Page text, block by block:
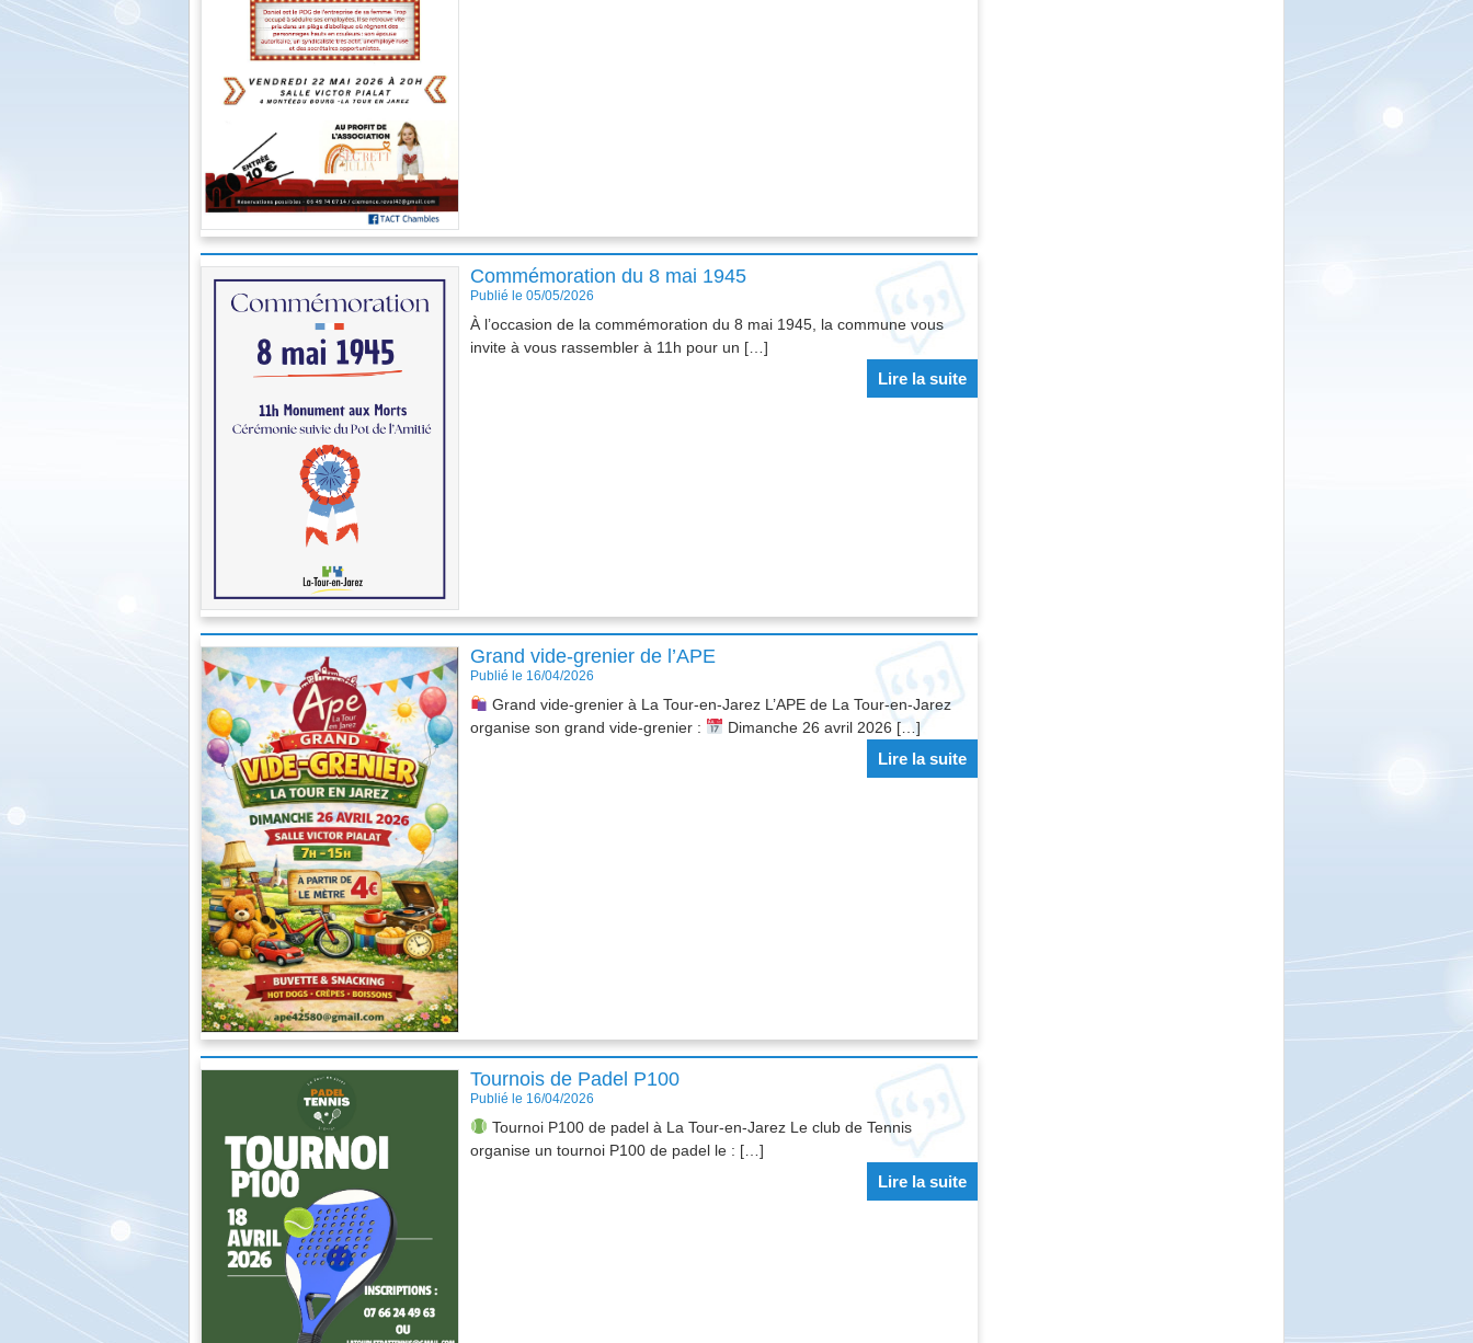
Course de la Châtaigne
Cérémonie du 8 Mai 2026
Fête de la châtaigne
Commémoration du 8 mai 1945
Publié le 05/05/2026
À l’occasion de la commémoration du 8 mai 1945, la commune vous
invite à vous rassembler à 11h pour un […]
Lire la suite
Grand vide-grenier de l’APE
Publié le 16/04/2026
Grand vide-grenier à La Tour-en-Jarez L’APE de La Tour-en-Jarez
organise son grand vide-grenier :
Dimanche 26 avril 2026 […]
Lire la suite
Tournois de Padel P100
Publié le 16/04/2026
Tournoi P100 de padel à La Tour-en-Jarez Le club de Tennis
organise un tournoi P100 de padel le : […]
Lire la suite